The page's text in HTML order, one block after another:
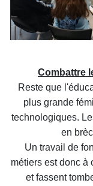
Combattre
Reste que
plus grande
technologiques.
en
Un travail de
métiers estdonc à
et fassent